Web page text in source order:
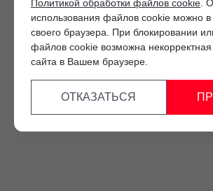
Политикой обработки файлов cookie .
использования файлов cookie можно в
своего браузера. При блокировании
файлов cookie возможна
сайта в Вашем браузере.
ОТКАЗАТЬСЯ